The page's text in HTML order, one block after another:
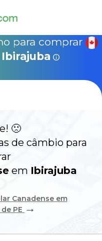
de Bagagem
para comprar
Ibirajuba
🙁
de câmbio para
em Ibirajuba
Canadense em
PE →